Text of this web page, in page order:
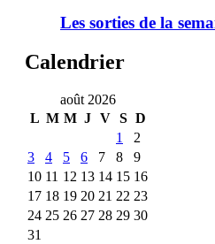
Les sorties de la
Calendrier
août 2026
L M M J V S D
1
2
3
4 5 6 7 8
9
10 11 12 13 14 15 16
17 18 19 20 21 22 23
24 25 26 27 28 29 30
31